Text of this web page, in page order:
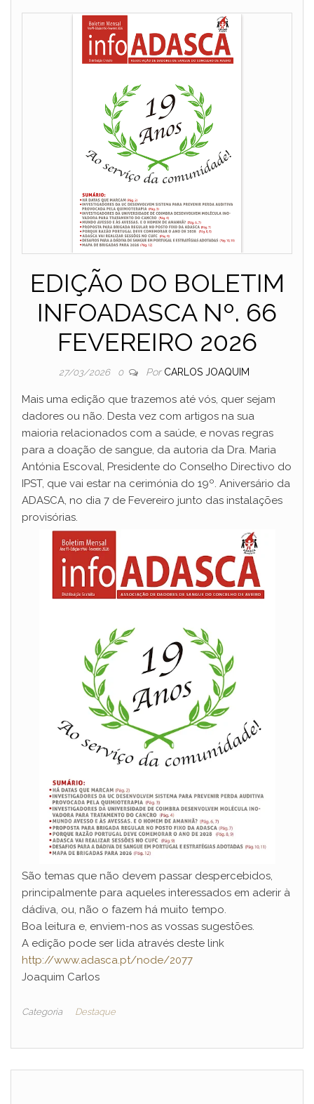
EDIÇÃO DO BOLETIM
INFOADASCA Nº. 66
FEVEREIRO 2026
27/03/2026 0 Por CARLOS JOAQUIM
Mais uma edição que trazemos até vós, quer sejam
dadores ou não. Desta vez com artigos na sua
maioria relacionados com a saúde, e novas regras
para a doação de sangue, da autoria da Dra. Maria
Antónia Escoval, Presidente do Conselho Directivo do
IPST, que vai estar na cerimónia do 19º. Aniversário da
ADASCA, no dia 7 de Fevereiro junto das instalações
provisórias.
São temas que não devem passar despercebidos,
principalmente para aqueles interessados em aderir à
dádiva, ou, não o fazem há muito tempo.
Boa leitura e, enviem-nos as vossas sugestões.
A edição pode ser lida através deste link
http://www.adasca.pt/node/2077
Joaquim Carlos
Categoria Destaque